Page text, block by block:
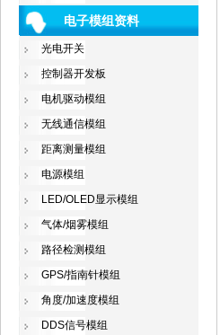
电子模组资料
光电开关
控制器开发板
电机驱动模组
无线通信模组
距离测量模组
电源模组
LED/OLED显示模组
气体/烟雾模组
路径检测模组
GPS/指南针模组
角度/加速度模组
DDS信号模组